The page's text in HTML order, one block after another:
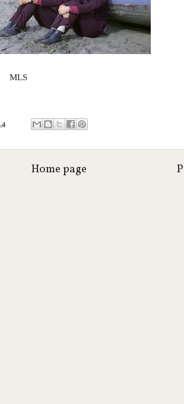
MLS
Home page